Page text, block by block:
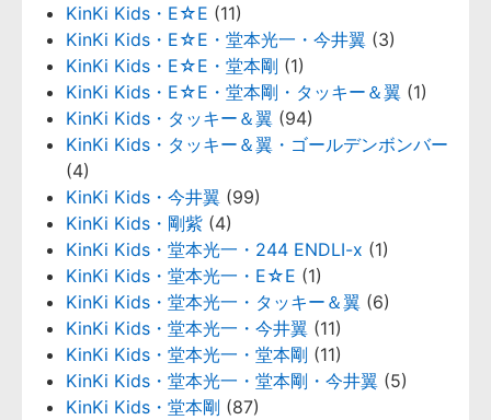
KinKi Kids・E☆E (11)
KinKi Kids・E☆E・堂本光一・今井翼 (3)
KinKi Kids・E☆E・堂本剛 (1)
KinKi Kids・E☆E・堂本剛・タッキー＆翼 (1)
KinKi Kids・タッキー＆翼 (94)
KinKi Kids・タッキー＆翼・ゴールデンボンバー
(4)
KinKi Kids・今井翼 (99)
KinKi Kids・剛紫 (4)
KinKi Kids・堂本光一・244 ENDLI-x (1)
KinKi Kids・堂本光一・E☆E (1)
KinKi Kids・堂本光一・タッキー＆翼 (6)
KinKi Kids・堂本光一・今井翼 (11)
KinKi Kids・堂本光一・堂本剛 (11)
KinKi Kids・堂本光一・堂本剛・今井翼 (5)
KinKi Kids・堂本剛 (87)